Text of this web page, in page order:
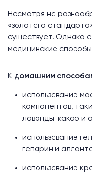
Несмотря на
«золотого
существует. Однако
медицинские
К домашним
использование
компонентов,
лаванды, какао и
использование
гепарин и
использование